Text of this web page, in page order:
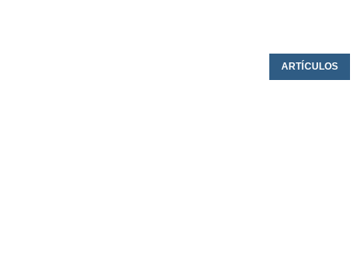
ARTÍCULOS